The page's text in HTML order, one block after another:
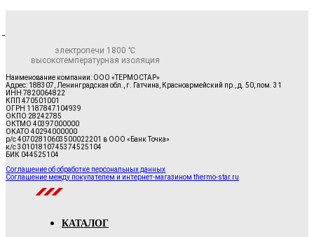
электропечи 1800 ℃
высокотемпературная изоляция
Наименование компании: ООО «ТЕРМОСТАР»
Адрес: 188307, Ленинградская обл., г. Гатчина, Красноармейский пр., д. 50, пом. 31
ИНН 7820064822
КПП 470501001
ОГРН 1187847104939
ОКПО 28242785
ОКТМО 40397000000
ОКАТО 40294000000
р/с 40702810603500022201 в ООО «Банк Точка»
к/с 30101810745374525104
БИК 044525104
Соглашение об обработке персональных данных
Соглашение между покупателем и интернет-магазином thermo-star.ru
КАТАЛОГ